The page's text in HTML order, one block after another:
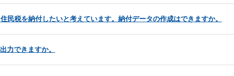
民税を納付したいと考えています。納付データの作成はできますか。
力できますか。